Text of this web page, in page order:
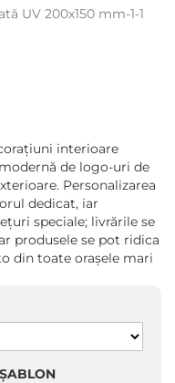
UV 200x150 mm-1-1
interioare
de logo-uri de
Personalizarea
dedicat, iar
speciale; livrările se
produsele se pot ridica
din toate orașele mari